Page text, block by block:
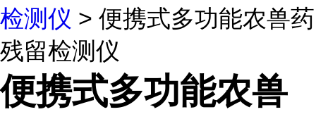
检测仪 > 便携式多功能农兽药
残留检测仪
便携式多功能农兽